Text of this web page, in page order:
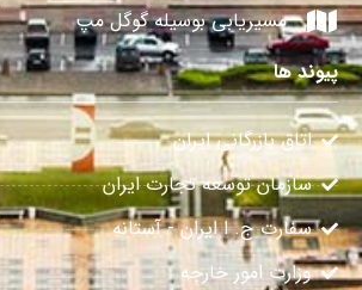
مسیریابی بوسیله گوگل مپ
پیوند ها
اتاق بازرگانی ایران
سازمان توسعه تجارت ایران
سفارت ج. ا ایران - آستانه
وزارت امور خارجه